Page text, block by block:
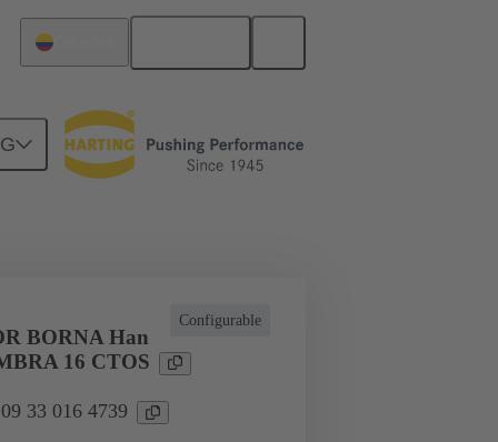
especiales
Configurable
BORNA Han
16 CTOS
33 016 4739